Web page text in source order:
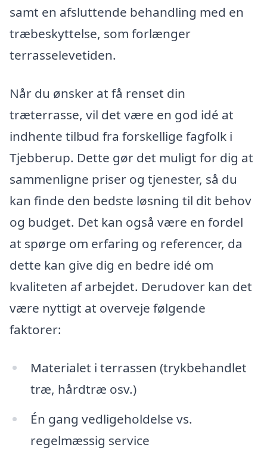
samt en afsluttende behandling med en
træbeskyttelse, som forlænger
terrasselevetiden.
Når du ønsker at få renset din
træterrasse, vil det være en god idé at
indhente tilbud fra forskellige fagfolk i
Tjebberup. Dette gør det muligt for dig at
sammenligne priser og tjenester, så du
kan finde den bedste løsning til dit behov
og budget. Det kan også være en fordel
at spørge om erfaring og referencer, da
dette kan give dig en bedre idé om
kvaliteten af arbejdet. Derudover kan det
være nyttigt at overveje følgende
faktorer:
Materialet i terrassen (trykbehandlet
træ, hårdtræ osv.)
Én gang vedligeholdelse vs.
regelmæssig service